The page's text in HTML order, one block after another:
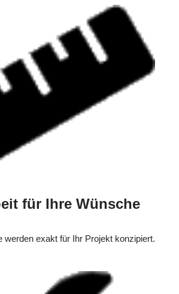
für Ihre Wünsche
werden exakt für Ihr Projekt konzipiert.